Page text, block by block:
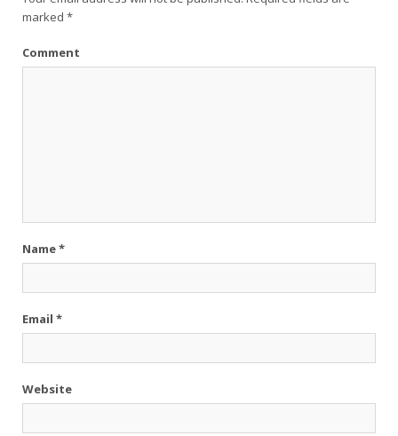
marked *
Comment
Name*
Email *
Website